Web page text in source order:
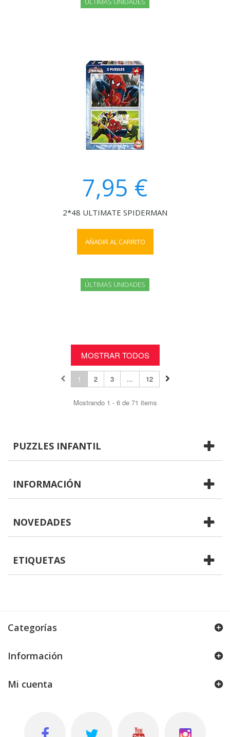
7,95 €
2*48 ULTIMATE SPIDERMAN
AÑADIR AL CARRITO
ÚLTIMAS UNIDADES
MOSTRAR TODOS
1 2 3 ... 12
Mostrando 1 - 6 de 71 items
PUZZLES INFANTIL
INFORMACIÓN
NOVEDADES
ETIQUETAS
Categorías
Información
Mi cuenta